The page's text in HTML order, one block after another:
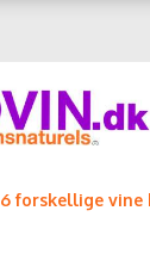
- 6 forskellige